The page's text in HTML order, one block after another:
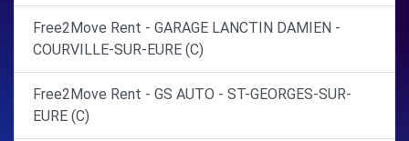
Free2Move Rent - GARAGE LANCTIN DAMIEN -
COURVILLE-SUR-EURE (C)
Free2Move Rent - GS AUTO - ST-GEORGES-SUR-
EURE (C)